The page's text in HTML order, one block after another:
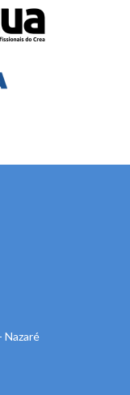
Nazaré